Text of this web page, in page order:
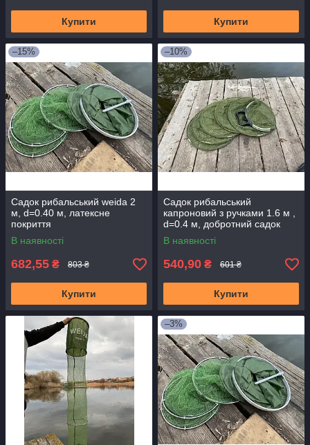
Купити Купити
–15%
Садок рибальський weida 2
м, d=0.40 м, латексне
покриття
В наявності
682,55 ₴ 803 ₴
Купити
–10%
Садок рибальський
капроновий з ручками 1.6 м ,
d=0.4 м, добротний садок
для гарного улову
В наявності
540,90 ₴ 601 ₴
Купити
–3%